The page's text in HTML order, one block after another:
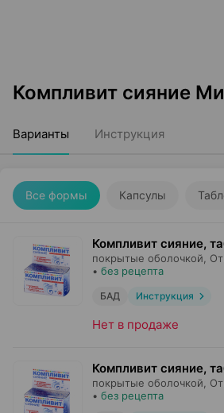
Компливит сияние
Варианты Инструкция
Все формы Капсулы
Компливит сияние,
покрытые оболочкой,
• без рецепта
БАД Инструкция
Нет в продаже
Компливит сияние,
покрытые оболочкой,
• без рецепта